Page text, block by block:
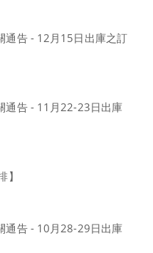
通告 - 12月15日出庫之訂
通告 - 11月22-23日出庫
】
通告 - 10月28-29日出庫